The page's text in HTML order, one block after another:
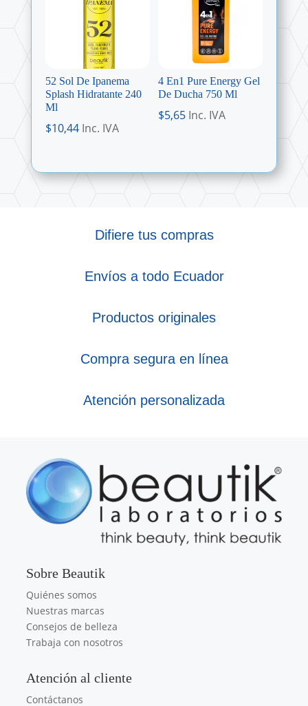
52 Sol De Ipanema
Splash Hidratante 240
Ml
$10,44 Inc. IVA
4 En1 Pure Energy Gel
De Ducha 750 Ml
$5,65 Inc. IVA
Difiere tus compras
Envíos a todo Ecuador
Productos originales
Compra segura en línea
Atención personalizada
Sobre Beautik
Quiénes somos
Nuestras marcas
Consejos de belleza
Trabaja con nosotros
Atención al cliente
Contáctanos